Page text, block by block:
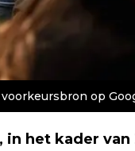
op
in het kader van